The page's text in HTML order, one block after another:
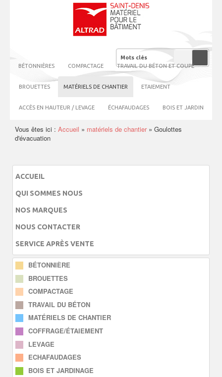
BÉTONNIÈRES COMPACTAGE TRAVAIL DU BÉTON ET COUPE
BROUETTES MATÉRIELS DE CHANTIER ETAIEMENT
ACCÈS EN HAUTEUR / LEVAGE ÉCHAFAUDAGES BOIS ET JARDIN
Vous êtes ici : Accueil » matériels de chantier» Goulottes
d'évacuation
ACCUEIL
QUI SOMMES NOUS
NOS MARQUES
NOUS CONTACTER
SERVICE APRÈS VENTE
BÉTONNIÈRE
BROUETTES
COMPACTAGE
TRAVAIL DU BÉTON
MATÉRIELS DE CHANTIER
COFFRAGE/ÉTAIEMENT
LEVAGE
ECHAFAUDAGES
BOIS ET JARDINAGE